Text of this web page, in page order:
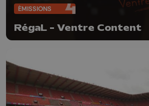
ÉMISSIONS
RégaL - Ventre Content